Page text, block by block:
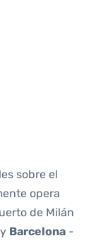
sobre el
opera
de Milán
Barcelona -